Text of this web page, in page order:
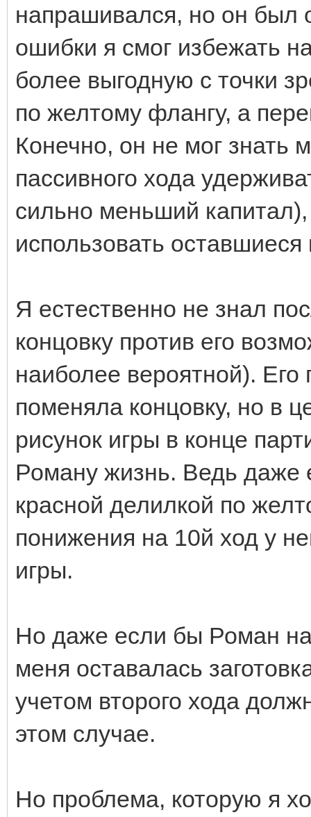
напрашивался, но он был
ошибки я смог избежать
более выгодную с точки
по желтому флангу, а
Конечно, он не мог знать
пассивного хода
сильно меньший
использовать
Я естественно не знал
концовку против его
наиболее вероятной). Его
поменяла концовку, но в
рисунок игры в конце
Роману жизнь. Ведь даже
красной делилкой по
понижения на 10й ход у
игры.
Но даже если бы Роман
меня оставалась
учетом второго хода
этом случае.
Но проблема, которую я